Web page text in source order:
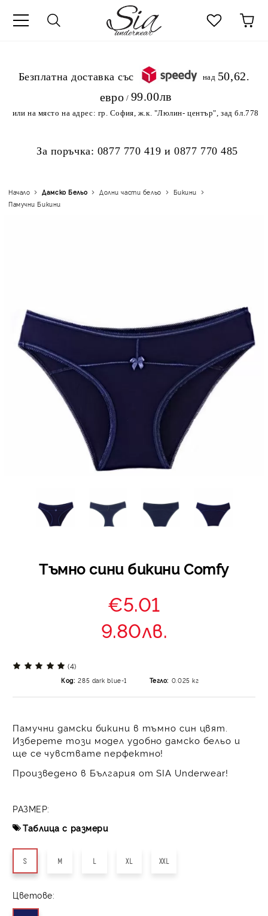
.Безплатна доставка със
над 50,62
евро / 99.00лв
или на място на адрес: гр. София, ж.к. "Люлин- център", зад бл.778
За поръчка: 0877 770 419 и0877 770 485
Начало Дамско Бельо Долни части бельо
Бикини
Памучни Бикини
Тъмно сини бикини Comfy
€5.01
9.80лв.
(4)
Код: 285 dark blue-1 Тегло: 0.025 кг
Памучни дамски бикини в тъмно син цвят.
Изберете този модел удобно дамско бельо и
ще се чувствате перфектно!
Произведено в България от SIA Underwear!
РАЗМЕР:
Таблица с размери
S M L XL XXL
Цветове: